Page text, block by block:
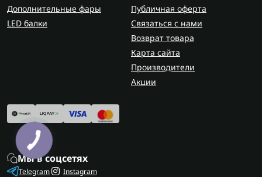
Дополнительные фары
LED балки
Публичная оферта
Связаться с нами
Возврат товара
Карта сайта
Производители
Акции
Мы в соцсетях
Telegram Instagram